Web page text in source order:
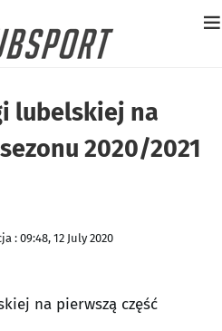
lubelskiej na
2020/2021
: 09:48, 12 July 2020